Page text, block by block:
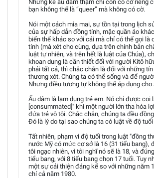
Những kẻ ấu dâm thậm chí còn có cờ riêng
bạn không thể là “queer” mà không có cờ.
Nói một cách mỉa mai, sự tồn tại trong lịch
của sự hấp dẫn đồng tính, mặc quần áo
biến thể khác so với cái mà chỉ có thể gọi là
tính (mà xét cho cùng, dựa trên chính bản
luật tự nhiên, và trên hết là luật của Chúa),
khoan dung là cần thiết đối với người Kitô
phải tất cả, thì chắc chắn là đối với những
thương xót. Chúng ta có thể sống và để
Nhưng điều tương tự không thể áp dụng cho
Ấu dâm là lạm dụng trẻ em. Nó chỉ được coi
[consummated]" khi một người lớn tha hóa
đứa trẻ vô tội. Chắc chắn, chúng ta đều
Đó là lý do tại sao chúng ta có luật về độ
Tất nhiên, phạm vi độ tuổi trong luật "đồng
nước Mỹ có mức cơ sở là 16 (31 tiểu bang),
tôi ngạc nhiên, vì tôi nghĩ nó sẽ là 18, và
tiểu bang, với 8 tiểu bang chọn 17 tuổi. Tuy
một sự cải thiện đáng kể so với những năm
chí cả năm 1980.